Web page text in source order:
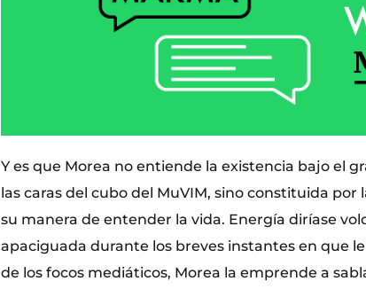
Y es que Morea no entiende la existencia bajo el
las caras del cubo del MuVIM, sino constituida
su manera de entender la vida. Energía diríase
apaciguada durante los breves instantes en que
de los focos mediáticos, Morea la emprende a